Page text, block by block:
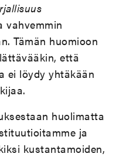
vahvemmin
Tämän huomioon
että
ei löydy yhtäkään
huolimatta
ja
kustantamoiden,